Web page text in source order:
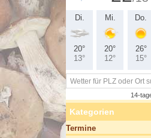
Kategorien
Termine